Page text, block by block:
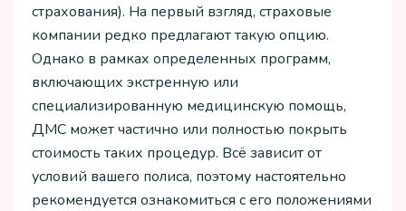
страхования). На первый взгляд, страховые
компании редко предлагают такую опцию.
Однако в рамках определенных программ,
включающих экстренную или
специализированную медицинскую помощь,
ДМС может частично или полностью покрыть
стоимость таких процедур. Всё зависит от
условий вашего полиса, поэтому настоятельно
рекомендуется ознакомиться с его положениями